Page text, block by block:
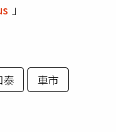
」
泰 車市